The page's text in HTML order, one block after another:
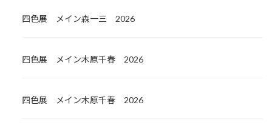
四色展 メイン森一三 2026
四色展 メイン木原千春 2026
四色展 メイン木原千春 2026